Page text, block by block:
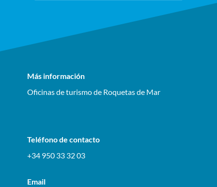
Más información
Oficinas de turismo de Roquetas de Mar
Teléfono de contacto
+34 950 33 32 03
Email